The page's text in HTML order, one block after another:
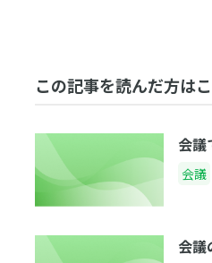
この記事を読んだ方は
会議
会議
会